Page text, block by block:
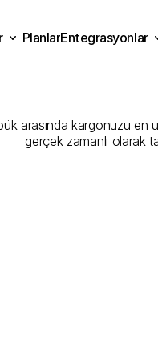
arasında kargonuzu en
gerçek zamanlı olarak
PlanlarEntegrasyonlar